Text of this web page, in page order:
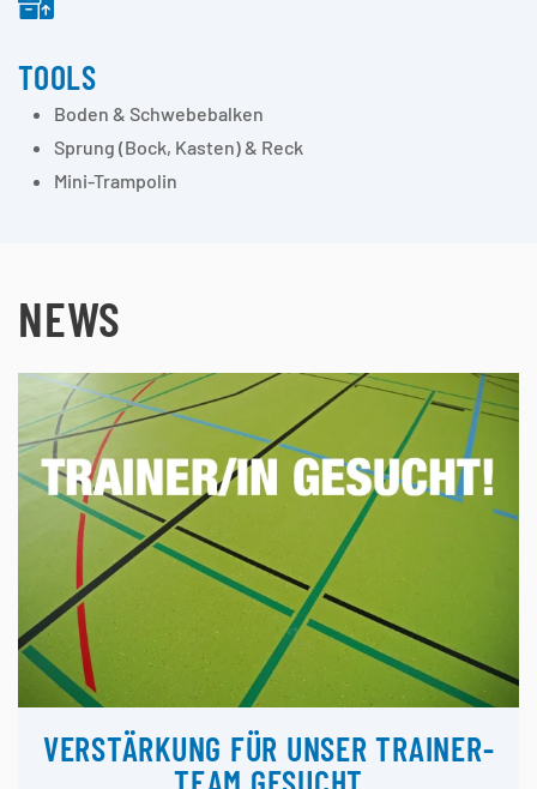
TOOLS
Boden & Schwebebalken
Sprung (Bock, Kasten) & Reck
Mini-Trampolin
NEWS
VERSTÄRKUNG FÜR UNSER TRAINER-